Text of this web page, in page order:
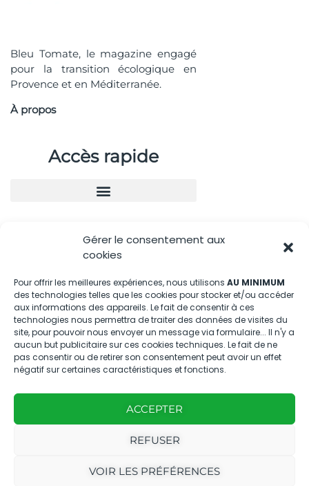
Gérer le consentement aux
cookies
Pour offrir les meilleures expériences, nous utilisons AU MINIMUM
des technologies telles que les cookies pour stocker et/ou accéder
aux informations des appareils. Le fait de consentir à ces
technologies nous permettra de traiter des données de visites du
site, pour pouvoir nous envoyer un message via formulaire... Il n'y a
aucun but publicitaire sur ces cookies techniques. Le fait de ne
pas consentir ou de retirer son consentement peut avoir un effet
négatif sur certaines caractéristiques et fonctions.
ACCEPTER
REFUSER
VOIR LES PRÉFÉRENCES
Bleu Tomate, le magazine engagé
pour la transition écologique en
Provence et en Méditerranée.
À propos
Accès rapide
Nous contacter
contactBT@bleu-tomate.fr
Kit média
Kit média Bleu Tomate
Nous suivre